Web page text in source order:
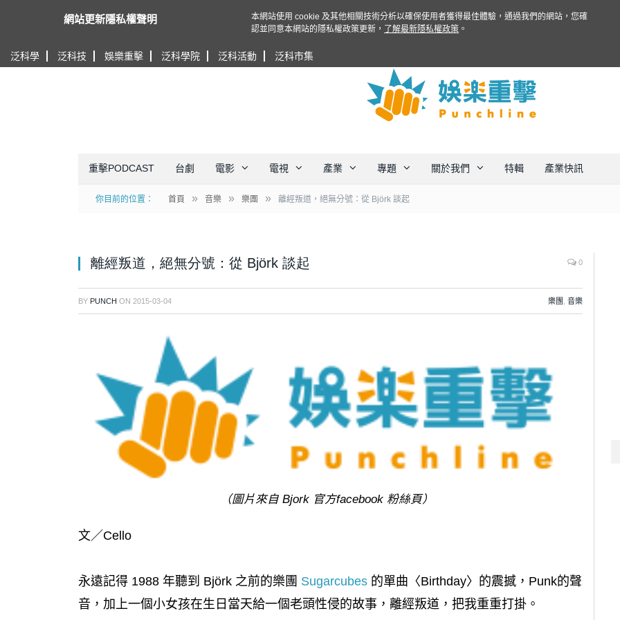
泛科學 泛科技 娛樂重擊 泛科學院 泛科活動 泛科市集
重擊PODCAST 台劇 電影 電視 產業 專題 關於我們 特輯 產業快訊
你目前的位置： 首頁 » 音樂 » 樂團 » 離經叛道，絕無分號：從 Björk 談起
離經叛道，絕無分號：從 Björk 談起 0
BY PUNCH ON 2015-03-04 樂團 音樂
（圖片來自 Bjork 官方facebook 粉絲頁）
文／Cello
永遠記得 1988 年聽到 Björk 之前的樂團 Sugarcubes 的單曲〈Birthday〉的震撼，Punk的聲
音，加上一個小女孩在生日當天給一個老頭性侵的故事，離經叛道，把我重重打掛。
網站更新隱私權聲明
本網站使用 cookie 及其他相關技術分析以確保使用者獲得最佳體驗，通過我們的網站，您確
認並同意本網站的隱私權政策更新，
了解最新隱私權政策 。